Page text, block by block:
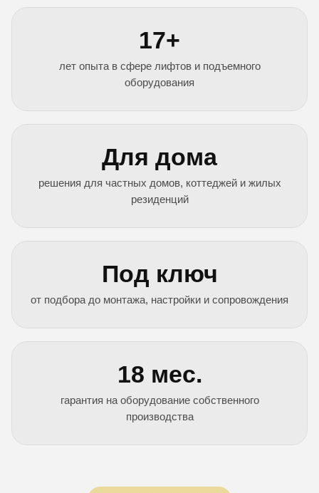
17+
лет опыта в сфере лифтов и подъемного
оборудования
Для дома
решения для частных домов, коттеджей и жилых
резиденций
Под ключ
от подбора до монтажа, настройки и сопровождения
18 мес.
гарантия на оборудование собственного
производства